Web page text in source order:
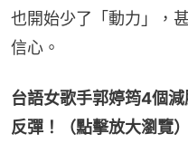
也開始少了「動力」，
信心。
台語女歌手郭婷筠4個
反彈！（點擊放大瀏